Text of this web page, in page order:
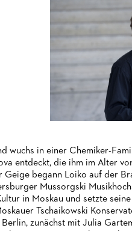
wuchs in einer Chemiker-
entdeckt, die ihm im Alter
begann Loiko auf der
Mussorgski
in Moskau und setzte
Tschaikowski
zunächst mit Julia